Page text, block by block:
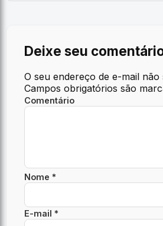
Deixe seu
O seu endereço de e-mail não
Campos obrigatórios são
Comentário
Nome *
E-mail *